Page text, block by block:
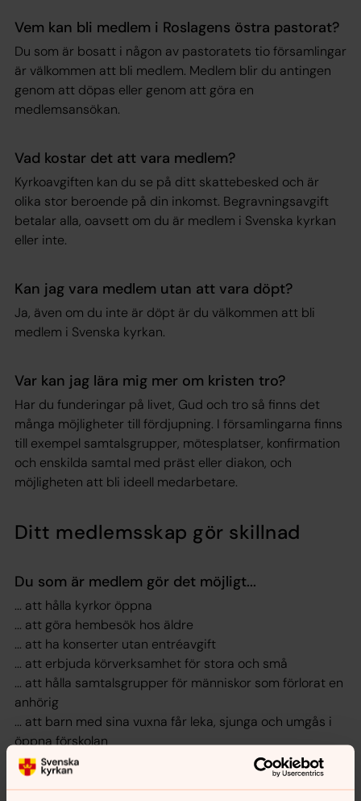
Vem kan bli medlem i Roslagens östra pastorat?
Du som är bosatt i någon av pastoratets tio församlingar
är välkommen att bli medlem. Medlem blir du antingen
genom att döpas eller genom att göra en
medlemsansökan.
Vad kostar det att vara medlem?
Kyrkoavgiften kan du se på ditt skattebesked och är
olika stor beroende på din inkomst. Begravningsavgift
betalar alla, oavsett om du är medlem i Svenska kyrkan
eller inte.
Kan jag vara medlem utan att vara döpt?
Ja, även om du inte är döpt är du välkommen att bli
medlem i Svenska kyrkan.
Var kan jag lära mig mer om kristen tro?
Har du funderingar på livet, Gud och tro så finns det
många möjligheter till fördjupning. I församlingarna finns
till exempel samtalsgrupper, mötesplatser, konfirmation
och enskilda samtal med präst eller diakon, och
möjligheten att bli ideell medarbetare.
Ditt medlemsskap gör skillnad
Du som är medlem gör det möjligt...
... att hålla kyrkor öppna
... att göra hembesök hos äldre
... att ha konserter utan entréavgift
... att erbjuda körverksamhet för stora och små
... att hålla samtalsgrupper för människor som förlorat en
anhörig
... att barn med sina vuxna får leka, sjunga och umgås i
öppna förskolan
... att ha träffar, samtal och underhållning för seniorer
... att erbjuda barn- och ungdomsverksamheter